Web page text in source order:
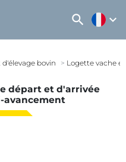
search expand_more
bovin Logette vache
départ et d'arrivée
avancement